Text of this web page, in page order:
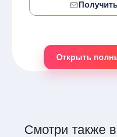
Открыть
Смотри также